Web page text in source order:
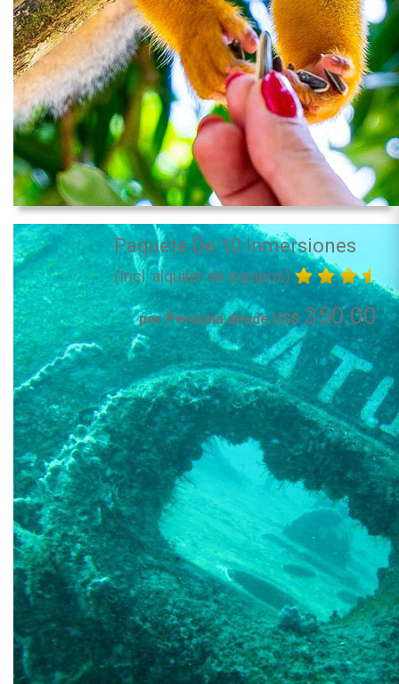
Paquete De 10 Inmersiones
(Incl. alquiler de equipos)
por Persona desde US$ 350.00